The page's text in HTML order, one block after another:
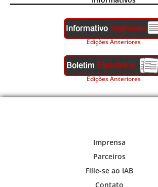
Edições Anteriores
Edições Anteriores
Imprensa
Parceiros
Filie-se ao IAB
Contato